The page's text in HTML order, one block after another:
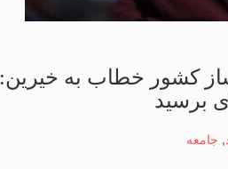
كشور خطاب به خیرین:
برسید
, جامعه